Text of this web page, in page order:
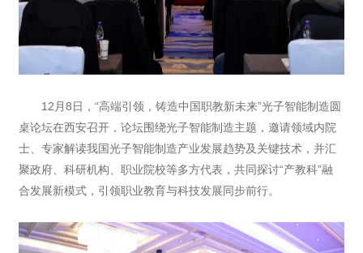
12月8日，“高端引领，铸造中国职教新未来”光子智能制造圆
桌论坛在西安召开，论坛围绕光子智能制造主题，邀请领域内院
士、专家解读我国光子智能制造产业发展趋势及关键技术，并汇
聚政府、科研机构、职业院校等多方代表，共同探讨“产教科”融
合发展新模式，引领职业教育与科技发展同步前行。
发送即代表您同意我们的《隐私政策》。
提交